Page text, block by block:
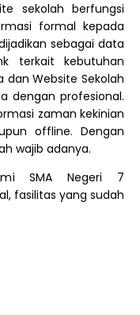
sekolah berfungsi
formal kepada
sebagai data
terkait kebutuhan
dan Website Sekolah
dengan profesional.
zaman kekinian
offline. Dengan
wajib adanya.
SMA Negeri 7
fasilitas yang sudah